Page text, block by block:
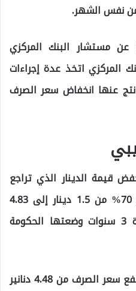
من نفس الشهر.
عن مستشار البنك المركزي
المركزي اتخذ عدة إجراءات
نتج عنها انخفاض سعر الصرف
قيمة الدينار الذي تراجع
سعره مطلع عام 2021، بنحو 70% من 1.5 دينار إلى 4.83
دنانير، وفق خطة زمنية لمدة 3 سنوات وضعتها الحكومة
وتفاقمت أزمة الدينار، حيث ارتفع سعر الصرف من 4.48 دنانير